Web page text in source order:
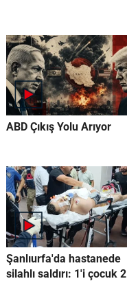
ABD Çıkış Yolu Arıyor
Şanlıurfa'da hastanede
silahlı saldırı: 1'i çocuk 2